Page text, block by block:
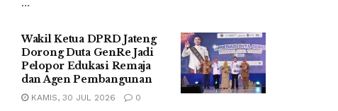
...
Wakil Ketua DPRD Jateng
Dorong Duta GenRe Jadi
Pelopor Edukasi Remaja
dan Agen Pembangunan
KAMIS, 30 JUL 2026 0